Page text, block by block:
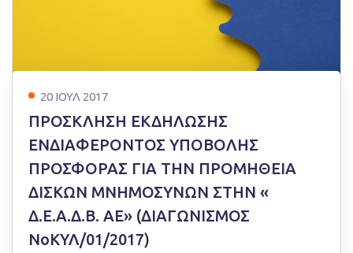
20 ΙΟΥΛ 2017
ΠΡΟΣΚΛΗΣΗ ΕΚΔΗΛΩΣΗΣ
ΕΝΔΙΑΦΕΡΟΝΤΟΣ ΥΠΟΒΟΛΗΣ
ΠΡΟΣΦΟΡΑΣ ΓΙΑ ΤΗΝ ΠΡΟΜΗΘΕΙΑ
ΔΙΣΚΩΝ ΜΝΗΜΟΣΥΝΩΝ ΣΤΗΝ «
Δ.Ε.Α.Δ.Β. ΑΕ» (ΔΙΑΓΩΝΙΣΜΟΣ
ΝοΚΥΛ/01/2017)